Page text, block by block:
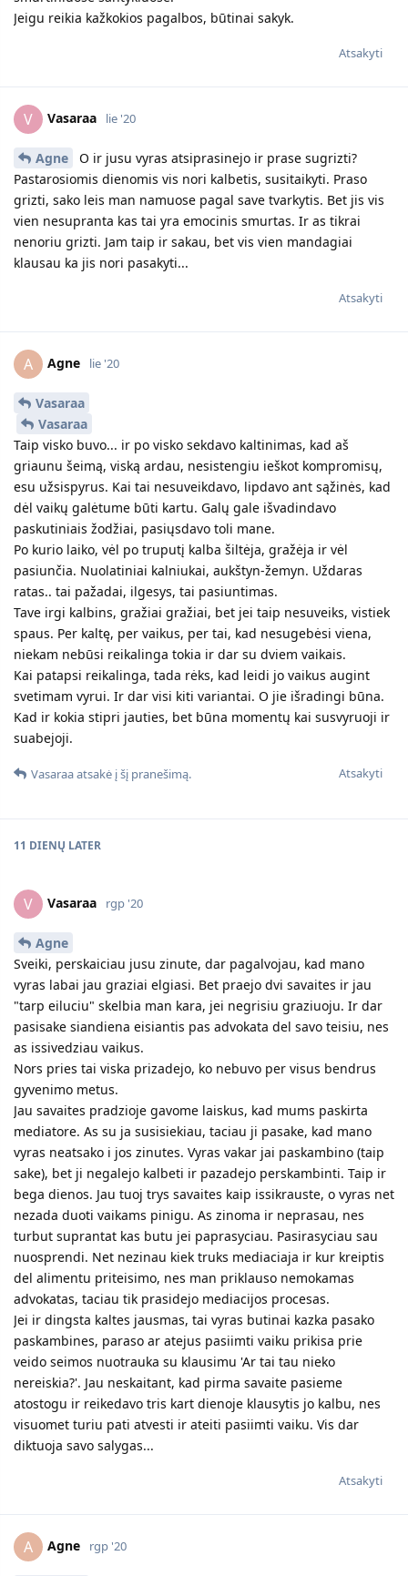
Jeigu reikia kažkokios pagalbos, būtinai sakyk.
Atsakyti
V Vasaraa lie '20
Agne
O ir jusu vyras atsiprasinejo ir prase sugrizti?
Pastarosiomis dienomis vis nori kalbetis, susitaikyti. Praso
grizti, sako leis man namuose pagal save tvarkytis. Bet jis vis
vien nesupranta kas tai yra emocinis smurtas. Ir as tikrai
nenoriu grizti. Jam taip ir sakau, bet vis vien mandagiai
klausau ka jis nori pasakyti...
Atsakyti
A Agne lie '20
Vasaraa
Vasaraa
Taip visko buvo... ir po visko sekdavo kaltinimas, kad aš
griaunu šeimą, viską ardau, nesistengiu ieškot kompromisų,
esu užsispyrus. Kai tai nesuveikdavo, lipdavo ant sąžinės, kad
dėl vaikų galėtume būti kartu. Galų gale išvadindavo
paskutiniais žodžiai, pasiųsdavo toli mane.
Po kurio laiko, vėl po truputį kalba šiltėja, gražėja ir vėl
pasiunčia. Nuolatiniai kalniukai, aukštyn-žemyn. Uždaras
ratas.. tai pažadai, ilgesys, tai pasiuntimas.
Tave irgi kalbins, gražiai gražiai, bet jei taip nesuveiks, vistiek
spaus. Per kaltę, per vaikus, per tai, kad nesugebėsi viena,
niekam nebūsi reikalinga tokia ir dar su dviem vaikais.
Kai patapsi reikalinga, tada rėks, kad leidi jo vaikus augint
svetimam vyrui. Ir dar visi kiti variantai. O jie išradingi būna.
Kad ir kokia stipri jauties, bet būna momentų kai susvyruoji ir
suabejoji.
Atsakyti
Vasaraaatsakė į šį pranešimą.
11 DIENŲ LATER
V Vasaraa rgp '20
Agne
Sveiki, perskaiciau jusu zinute, dar pagalvojau, kad mano
vyras labai jau graziai elgiasi. Bet praejo dvi savaites ir jau
"tarp eiluciu" skelbia man kara, jei negrisiu graziuoju. Ir dar
pasisake siandiena eisiantis pas advokata del savo teisiu, nes
as issivedziau vaikus.
Nors pries tai viska prizadejo, ko nebuvo per visus bendrus
gyvenimo metus.
Jau savaites pradzioje gavome laiskus, kad mums paskirta
mediatore. As su ja susisiekiau, taciau ji pasake, kad mano
vyras neatsako i jos zinutes. Vyras vakar jai paskambino (taip
sake), bet ji negalejo kalbeti ir pazadejo perskambinti. Taip ir
bega dienos. Jau tuoj trys savaites kaip issikrauste, o vyras net
nezada duoti vaikams pinigu. As zinoma ir neprasau, nes
turbut suprantat kas butu jei paprasyciau. Pasirasyciau sau
nuosprendi. Net nezinau kiek truks mediaciaja ir kur kreiptis
del alimentu priteisimo, nes man priklauso nemokamas
advokatas, taciau tik prasidejo mediacijos procesas.
Jei ir dingsta kaltes jausmas, tai vyras butinai kazka pasako
paskambines, paraso ar atejus pasiimti vaiku prikisa prie
veido seimos nuotrauka su klausimu 'Ar tai tau nieko
nereiskia?'. Jau neskaitant, kad pirma savaite pasieme
atostogu ir reikedavo tris kart dienoje klausytis jo kalbu, nes
visuomet turiu pati atvesti ir ateiti pasiimti vaiku. Vis dar
diktuoja savo salygas...
Atsakyti
A Agne rgp '20